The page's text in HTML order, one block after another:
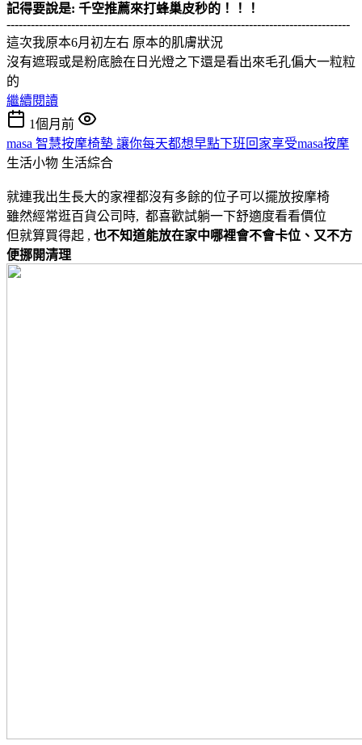
記得要說是: 千空推薦來打蜂巢皮秒的！！！
-------------------------------------------------------------------------------------
這次我原本6月初左右 原本的肌膚狀況
沒有遮瑕或是粉底臉在日光燈之下還是看出來毛孔偏大一粒粒
的
繼續閱讀
1個月前
masa 智慧按摩椅墊 讓你每天都想早點下班回家享受masa按摩
生活小物 生活綜合
就連我出生長大的家裡都沒有多餘的位子可以擺放按摩椅
雖然經常逛百貨公司時, 都喜歡試躺一下舒適度看看價位
但就算買得起 , 也不知道能放在家中哪裡會不會卡位、又不方
便挪開清理